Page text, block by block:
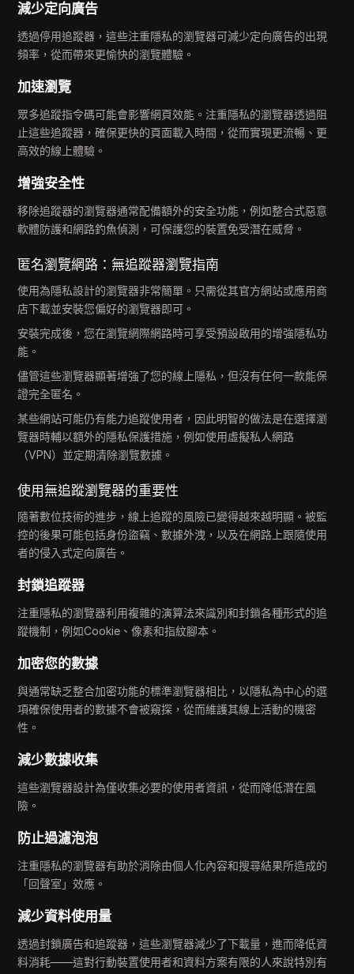
減少定向廣告
透過停用追蹤器，這些注重隱私的瀏覽器可減少定向廣告的出現
頻率，從而帶來更愉快的瀏覽體驗。
加速瀏覽
眾多追蹤指令碼可能會影響網頁效能。注重隱私的瀏覽器透過阻
止這些追蹤器，確保更快的頁面載入時間，從而實現更流暢、更
高效的線上體驗。
增強安全性
移除追蹤器的瀏覽器通常配備額外的安全功能，例如整合式惡意
軟體防護和網路釣魚偵測，可保護您的裝置免受潛在威脅。
匿名瀏覽網路：無追蹤器瀏覽指南
使用為隱私設計的瀏覽器非常簡單。只需從其官方網站或應用商
店下載並安裝您偏好的瀏覽器即可。
安裝完成後，您在瀏覽網際網路時可享受預設啟用的增強隱私功
能。
儘管這些瀏覽器顯著增強了您的線上隱私，但沒有任何一款能保
證完全匿名。
某些網站可能仍有能力追蹤使用者，因此明智的做法是在選擇瀏
覽器時輔以額外的隱私保護措施，例如使用虛擬私人網路
（VPN）並定期清除瀏覽數據。
使用無追蹤瀏覽器的重要性
隨著數位技術的進步，線上追蹤的風險已變得越來越明顯。被監
控的後果可能包括身份盜竊、數據外洩，以及在網路上跟隨使用
者的侵入式定向廣告。
封鎖追蹤器
注重隱私的瀏覽器利用複雜的演算法來識別和封鎖各種形式的追
蹤機制，例如Cookie、像素和指紋腳本。
加密您的數據
與通常缺乏整合加密功能的標準瀏覽器相比，以隱私為中心的選
項確保使用者的數據不會被窺探，從而維護其線上活動的機密
性。
減少數據收集
這些瀏覽器設計為僅收集必要的使用者資訊，從而降低潛在風
險。
防止過濾泡泡
注重隱私的瀏覽器有助於消除由個人化內容和搜尋結果所造成的
「回聲室」效應。
減少資料使用量
透過封鎖廣告和追蹤器，這些瀏覽器減少了下載量，進而降低資
料消耗——這對行動裝置使用者和資料方案有限的人來說特別有